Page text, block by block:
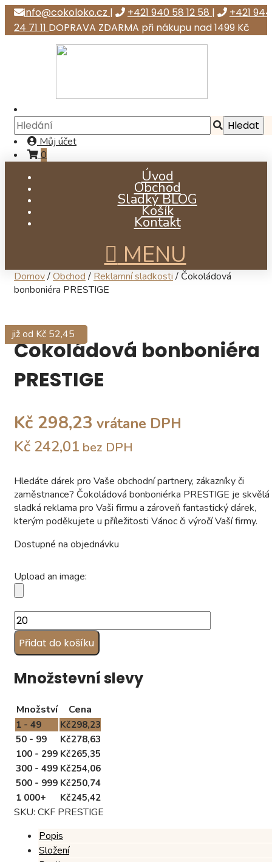
info@cokoloko.cz | +421 940 58 12 58 |
+421 944
24 71 11 DOPRAVA ZDARMA při nákupu nad 1499 Kč
Můj účet
0
Úvod
Obchod
Sladký BLOG
Košík
Kontakt
MENU
Domov/Obchod / Reklamní sladkosti / Čokoládová
bonboniéra PRESTIGE
Čokoládová bonboniéra
PRESTIGE
Kč 298,23 vrátane DPH
Kč 242,01 bez DPH
Hledáte dárek pro Vaše obchodní partnery, zákazníky či
zaměstnance? Čokoládová bonboniérka PRESTIGE je skvělá
sladká reklama pro Vaši firmu a zároveň fantastický dárek,
kterým poděkujete u příležitosti Vánoc či výročí Vaší firmy.
Dostupné na objednávku
Upload an image:
Čokoládová
bonboniéra
PRESTIGE
množství
Přidat do košíku
Množstevní slevy
Množství Cena
1 - 49 Kč298,23
50 - 99
Kč278,63
100 - 299 Kč265,35
300 - 499 Kč254,06
500 - 999 Kč250,74
1 000+
Kč245,42
SKU: CKF PRESTIGE
Popis
Složení
již od Kč 125,80
již od Kč 6,07
již od Kč 432,07
již od Kč 52,45